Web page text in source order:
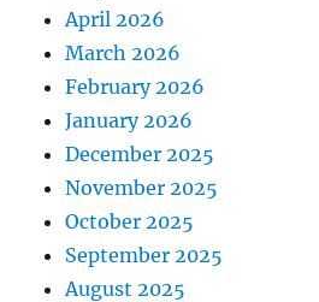
April 2026
March 2026
February 2026
January 2026
December 2025
November 2025
October 2025
September 2025
August 2025